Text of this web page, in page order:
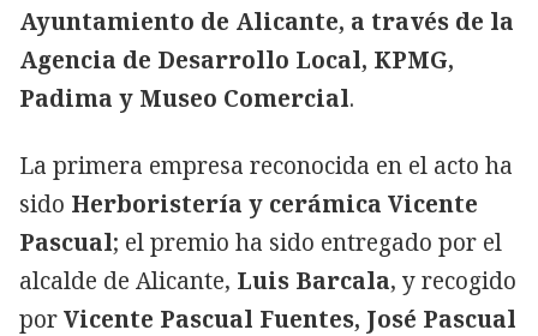
Ayuntamiento de Alicante, a través de la
Agencia de Desarrollo Local, KPMG,
Padima y Museo Comercial.
La primera empresa reconocida en el acto ha
sido Herboristería y cerámica Vicente
Pascual; el premio ha sido entregado por el
alcalde de Alicante, Luis Barcala, y recogido
porVicente Pascual Fuentes, José Pascual